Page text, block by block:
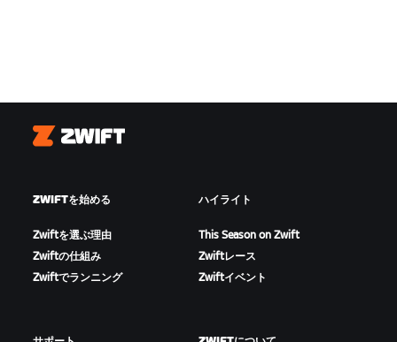
Zwift
ZWIFTを始める
Zwiftを選ぶ理由
Zwiftの仕組み
Zwiftでランニング
ハイライト
This Season on Zwift
Zwiftレース
Zwiftイベント